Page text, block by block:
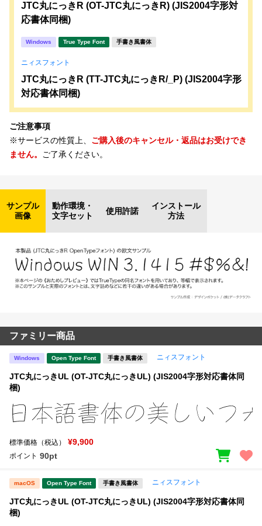
JTC丸にっきR (OT-JTC丸にっきR) (JIS2004字形対
応書体同梱)
Windows True Type Font 手書き風書体
ニィスフォント
JTC丸にっきR (TT-JTC丸にっきR/_P) (JIS2004字形
対応書体同梱)
ご注意事項
※サービスの性質上、 ご購入後のキャンセル・返品はお受けでき
ません。 ご了承ください。
サンプル
画像
動作環境・
文字セット
使用許諾
インストール
方法
ファミリー商品
Windows Open Type Font 手書き風書体 ニィスフォント
JTC丸にっきUL (OT-JTC丸にっきUL) (JIS2004字形対応書体同
梱)
標準価格（税込） ¥9,900
ポイント 90pt
macOS Open Type Font 手書き風書体 ニィスフォント
JTC丸にっきUL (OT-JTC丸にっきUL) (JIS2004字形対応書体同
梱)